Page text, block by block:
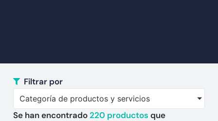
Filtrar por
Categoría de productos y servicios
Se han encontrado 220 productos que